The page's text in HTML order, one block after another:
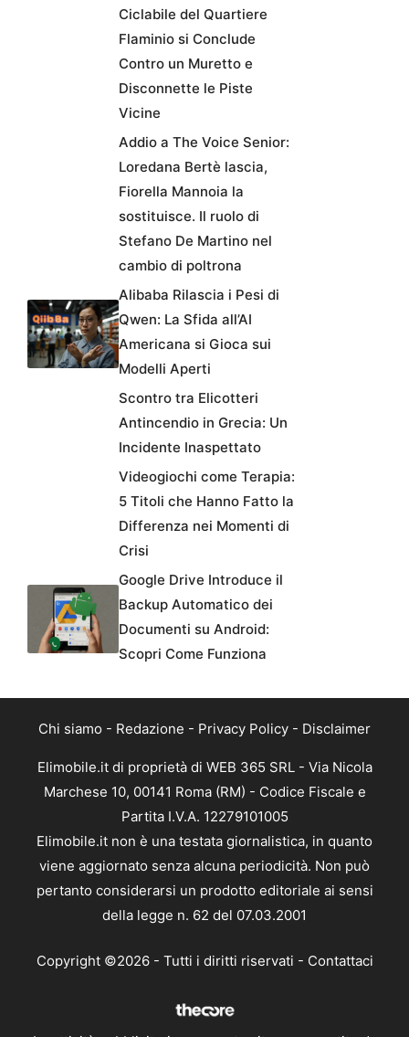
Ciclabile del Quartiere
Flaminio si Conclude
Contro un Muretto e
Disconnette le Piste
Vicine
Addio a The Voice Senior:
Loredana Bertè lascia,
Fiorella Mannoia la
sostituisce. Il ruolo di
Stefano De Martino nel
cambio di poltrona
Alibaba Rilascia i Pesi di
Qwen: La Sfida all’AI
Americana si Gioca sui
Modelli Aperti
Scontro tra Elicotteri
Antincendio in Grecia: Un
Incidente Inaspettato
Videogiochi come Terapia:
5 Titoli che Hanno Fatto la
Differenza nei Momenti di
Crisi
Google Drive Introduce il
Backup Automatico dei
Documenti su Android:
Scopri Come Funziona
Chi siamo - Redazione - Privacy Policy - Disclaimer
Elimobile.it di proprietà di WEB 365 SRL - Via Nicola
Marchese 10, 00141 Roma (RM) - Codice Fiscale e
Partita I.V.A. 12279101005
Elimobile.it non è una testata giornalistica, in quanto
viene aggiornato senza alcuna periodicità. Non può
pertanto considerarsi un prodotto editoriale ai sensi
della legge n. 62 del 07.03.2001
Copyright ©2026 - Tutti i diritti riservati - Contattaci